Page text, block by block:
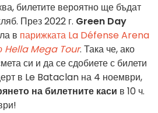
билетите вероятно ще бъдат
През 2022 г. Green Day
в парижката La Défense Arena
Hella Mega Tour. Така че, ако
си и да се сдобиете с билети
в Le Bataclan на 4 ноември,
на билетните каси в 10 ч.